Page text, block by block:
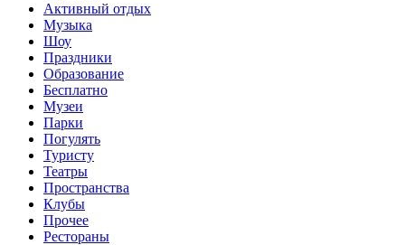
Активный отдых
Музыка
Шоу
Праздники
Образование
Бесплатно
Музеи
Парки
Погулять
Туристу
Театры
Пространства
Клубы
Прочее
Рестораны